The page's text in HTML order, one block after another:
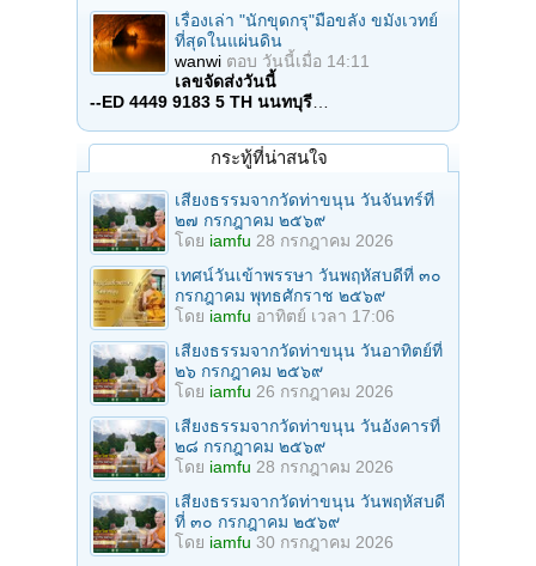
เรื่องเล่า "นักขุดกรุ"มือขลัง ขมังเวทย์
ที่สุดในแผ่นดิน
wanwi ตอบ วันนี้เมื่อ 14:11
เลขจัดส่งวันนี้
--ED 4449 9183 5 TH นนทบุรี…
กระทู้ที่น่าสนใจ
เสียงธรรมจากวัดท่าขนุน วันจันทร์ที่
๒๗ กรกฎาคม ๒๕๖๙
โดย iamfu 28 กรกฎาคม 2026
เทศน์วันเข้าพรรษา วันพฤหัสบดีที่ ๓๐
กรกฎาคม พุทธศักราช ๒๕๖๙
โดย iamfu อาทิตย์ เวลา 17:06
เสียงธรรมจากวัดท่าขนุน วันอาทิตย์ที่
๒๖ กรกฎาคม ๒๕๖๙
โดย iamfu 26 กรกฎาคม 2026
เสียงธรรมจากวัดท่าขนุน วันอังคารที่
๒๘ กรกฎาคม ๒๕๖๙
โดย iamfu 28 กรกฎาคม 2026
เสียงธรรมจากวัดท่าขนุน วันพฤหัสบดี
ที่ ๓๐ กรกฎาคม ๒๕๖๙
โดย iamfu 30 กรกฎาคม 2026